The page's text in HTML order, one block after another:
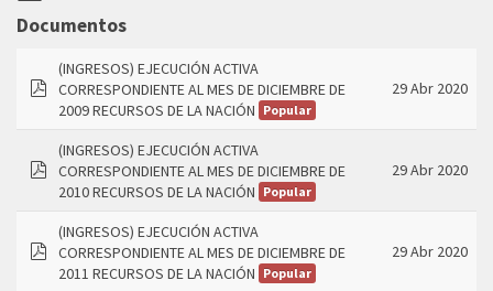
folder
Documentos
(INGRESOS) EJECUCIÓN ACTIVA
CORRESPONDIENTE AL MES DE DICIEMBRE DE
2009 RECURSOS DE LA NACIÓN Popular
29 Abr 2020
(INGRESOS) EJECUCIÓN ACTIVA
CORRESPONDIENTE AL MES DE DICIEMBRE DE
2010 RECURSOS DE LA NACIÓN Popular
29 Abr 2020
(INGRESOS) EJECUCIÓN ACTIVA
CORRESPONDIENTE AL MES DE DICIEMBRE DE
2011 RECURSOS DE LA NACIÓN Popular
29 Abr 2020